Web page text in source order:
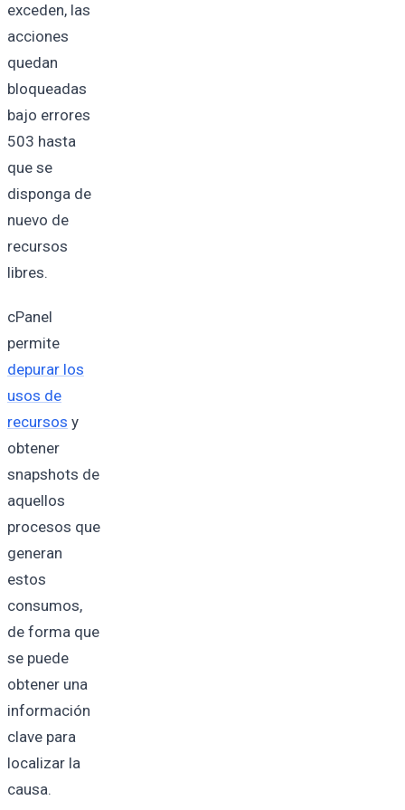
exceden, las
acciones
quedan
bloqueadas
bajo errores
503 hasta
que se
disponga de
nuevo de
recursos
libres.
cPanel
permite
depurar los
usos de
recursos y
obtener
snapshots de
aquellos
procesos que
generan
estos
consumos,
de forma que
se puede
obtener una
información
clave para
localizar la
causa.